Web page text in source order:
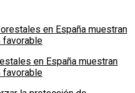
en España muestran
favorable